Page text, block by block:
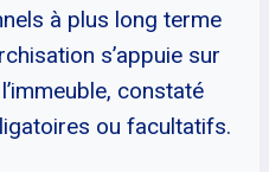
à plus long terme
s’appuie sur
constaté
ou facultatifs.